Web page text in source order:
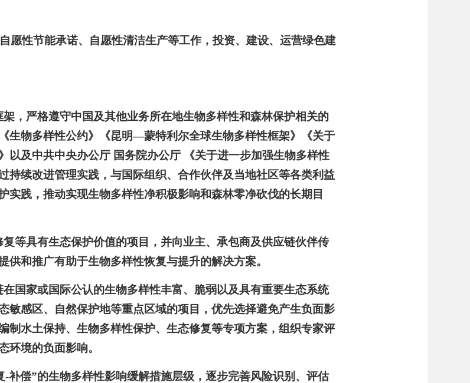
愿性节能承诺、自愿性清洁生产等工作，投资、建设、运营绿色建
，严格遵守中国及其他业务所在地生物多样性和森林保护相关的
生物多样性公约》《昆明—蒙特利尔全球生物多样性框架》《关于
以及中共中央办公厅 国务院办公厅
《关于进一步加强生物多样性
持续改进管理实践，与国际组织、合作伙伴及当地社区等各类利益
实践，推动实现生物多样性净积极影响和森林零净砍伐的长期目
等具有生态保护价值的项目，并向业主、承包商及供应链伙伴传
和推广有助于生物多样性恢复与提升的解决方案。
国家或国际公认的生物多样性丰富、脆弱以及具有重要生态系统
敏感区、自然保护地等重点区域的项目，优先选择避免产生负面影
制水土保持、生物多样性保护、生态修复等专项方案，组织专家评
环境的负面影响。
补偿”的生物多样性影响缓解措施层级，逐步完善风险识别、评估